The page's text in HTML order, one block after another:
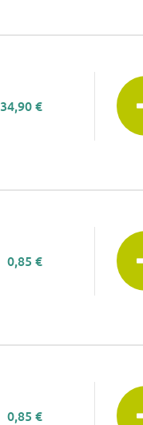
34,90 €
0,85 €
0,85 €